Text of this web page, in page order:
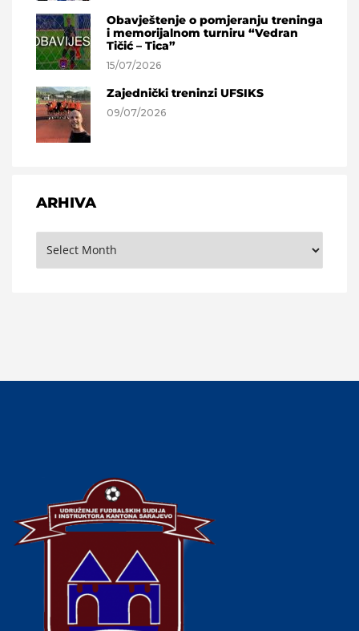
Obavještenje o pomjeranju treninga
i memorijalnom turniru “Vedran
Tičić – Tica”
15/07/2026
Zajednički treninzi UFSIKS
09/07/2026
ARHIVA